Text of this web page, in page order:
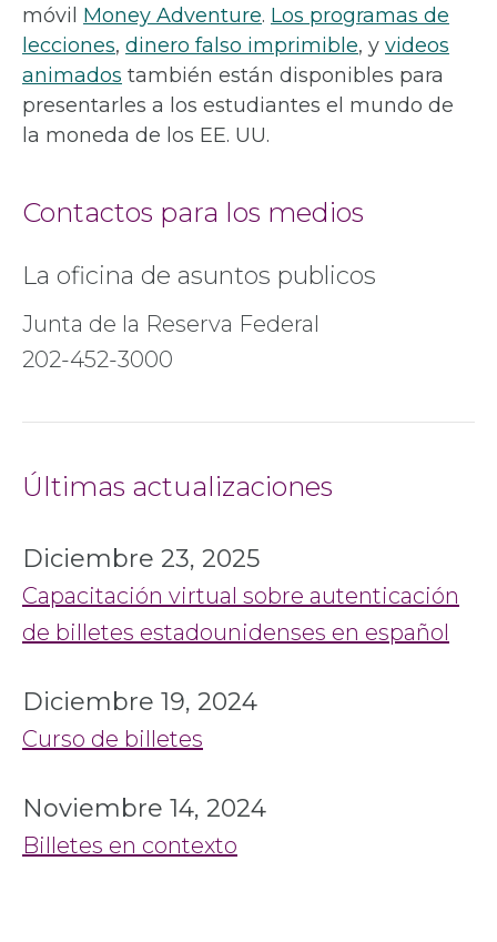
móvil Money Adventure. Los programas de
lecciones, dinero falso imprimible, y videos
animados también están disponibles para
presentarles a los estudiantes el mundo de
la moneda de los EE. UU.
Contactos para los medios
La oficina de asuntos publicos
Junta de la Reserva Federal
202-452-3000
Últimas actualizaciones
Diciembre 23, 2025
Capacitación virtual sobre autenticación
de billetes estadounidenses en español
Diciembre 19, 2024
Curso de billetes
Noviembre 14, 2024
Billetes en contexto